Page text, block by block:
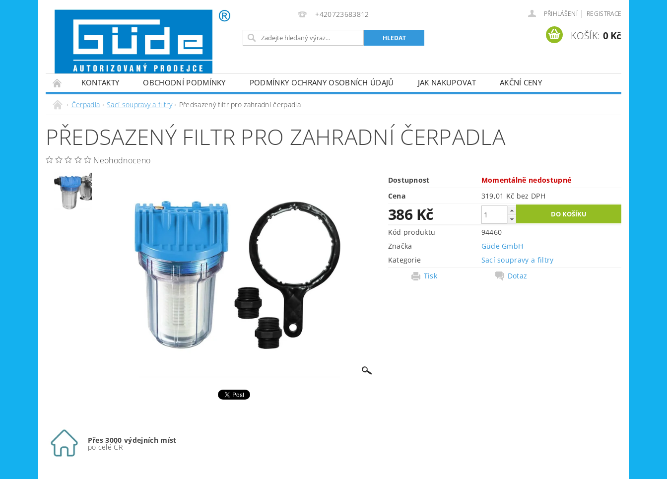
+420723683812 PŘIHLÁŠENÍ | REGISTRACE
KOŠÍK: 0 Kč
KONTAKTY OBCHODNÍ PODMÍNKY PODMÍNKY OCHRANY OSOBNÍCH ÚDAJŮ JAK NAKUPOVAT
AKČNÍ CENY
VINTEC
ZPRACOVÁNÍ PALIVOVÉHO DŘEVA AKUMULÁTOROVÉ NÁŘADÍ
GENERÁTORY PROUDU
VYBAVENÍ DÍLEN RUČNÍ NÁŘADÍ AKU NÁŘADÍ STAVEBNÍ STROJE
ÚKLIDOVÁ TECHNIKA
NABÍJEČKY BATERIÍ
Čerpadla Sací soupravy a filtry Předsazený filtr pro zahradní čerpadla
PŘEDSAZENÝ FILTR PRO ZAHRADNÍ ČERPADLA
Neohodnoceno
Dostupnost
Momentálně nedostupné
Cena
319,01 Kč bez DPH
386 Kč
Kód produktu
94460
Značka
Güde GmbH
Kategorie
Sací soupravy a filtry
Tisk
Dotaz
Přes 3000 výdejních míst
po celé ČR